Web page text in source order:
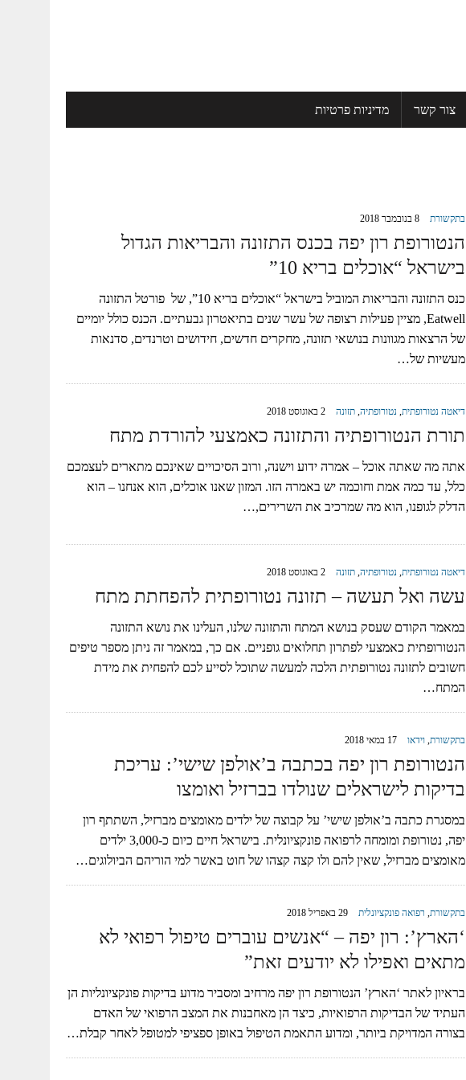
צור קשר מדיניות פרטיות
בתקשורת 8 בנובמבר 2018
הנטורופת רון יפה בכנס התזונה והבריאות הגדול
בישראל “אוכלים בריא 10”
כנס התזונה והבריאות המוביל בישראל “אוכלים בריא 10”, של פורטל התזונה
Eatwell, מציין פעילות רצופה של עשר שנים בתיאטרון גבעתיים. הכנס כולל יומיים
של הרצאות מגוונות בנושאי תזונה, מחקרים חדשים, חידושים וטרנדים, סדנאות
מעשיות של…
דיאטה נטורופתית, נטורופתיה,תזונה 2 באוגוסט 2018
תורת הנטורופתיה והתזונה כאמצעי להורדת מתח
אתה מה שאתה אוכל – אמרה ידוע וישנה, ורוב הסיכויים שאינכם מתארים לעצמכם
כלל, עד כמה אמת וחוכמה יש באמרה הזו. המזון שאנו אוכלים, הוא אנחנו – הוא
הדלק לגופנו, הוא מה שמרכיב את השרירים,…
דיאטה נטורופתית, נטורופתיה,תזונה 2 באוגוסט 2018
עשה ואל תעשה – תזונה נטורופתית להפחתת מתח
במאמר הקודם שעסק בנושא המתח והתזונה שלנו, העלינו את נושא התזונה
הנטורופתית כאמצעי לפתרון תחלואים גופניים. אם כך, במאמר זה ניתן מספר טיפים
חשובים לתזונה נטורופתית הלכה למעשה שתוכל לסייע לכם להפחית את מידת
המתח…
בתקשורת,וידאו 17 במאי 2018
הנטורופת רון יפה בכתבה ב’אולפן שישי’: עריכת
בדיקות לישראלים שנולדו בברזיל ואומצו
במסגרת כתבה ב’אולפן שישי’ על קבוצה של ילדים מאומצים מברזיל, השתתף רון
יפה, נטורופת ומומחה לרפואה פונקציונלית. בישראל חיים כיום כ-3,000 ילדים
מאומצים מברזיל, שאין להם ולו קצה קצהו של חוט באשר למי הוריהם הביולוגים…
בתקשורת, רפואה פונקציונלית 29 באפריל 2018
‘הארץ’: רון יפה – “אנשים עוברים טיפול רפואי לא
מתאים ואפילו לא יודעים זאת”
בראיון לאתר ‘הארץ’ הנטורופת רון יפה מרחיב ומסביר מדוע בדיקות פונקציונליות הן
העתיד של הבדיקות הרפואיות, כיצד הן מאחבנות את המצב הרפואי של האדם
בצורה המדויקת ביותר, ומדוע התאמת הטיפול באופן ספציפי למטופל לאחר קבלת…